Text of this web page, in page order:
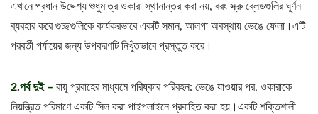
এখানে প্রধান উদ্দেশ্য শুধুমাত্র ওকারা স্থানান্তর করা নয়, বরং স্ক্রু ব্লেডগুলির ঘূর্ণন
ব্যবহার করে গুচ্ছগুলিকে কার্যকরভাবে একটি সমান, আলগা অবস্থায় ভেঙে ফেলা।এটি
পরবর্তী পর্যায়ের জন্য উপকরণটি নিখুঁতভাবে প্রস্তুত করে।
2.পর্ব দুই – বায়ু প্রবাহের মাধ্যমে পরিষ্কার পরিবহন: ভেঙে যাওয়ার পর, ওকারাকে
নিয়ন্ত্রিত পরিমাণে একটি সিল করা পাইপলাইনে প্রবাহিত করা হয়।একটি শক্তিশালী